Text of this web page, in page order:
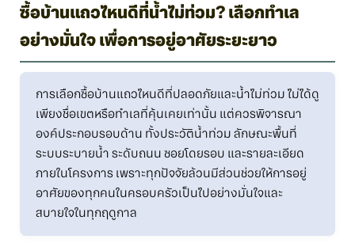
ซื้อบ้านแถวไหนดีที่น้ำไม่ท่วม? เลือกทำเล
อย่างมั่นใจ เพื่อการอยู่อาศัยระยะยาว
การเลือกซื้อบ้านแถวไหนดีที่ปลอดภัยและน้ำไม่ท่วม ไม่ได้ดู
เพียงชื่อเขตหรือทำเลที่คุ้นเคยเท่านั้น แต่ควรพิจารณา
องค์ประกอบรอบด้าน ทั้งประวัติน้ำท่วม ลักษณะพื้นที่
ระบบระบายน้ำ ระดับถนน ซอยโดยรอบ และรายละเอียด
ภายในโครงการ เพราะทุกปัจจัยล้วนมีส่วนช่วยให้การอยู่
อาศัยของทุกคนในครอบครัวเป็นไปอย่างมั่นใจและ
สบายใจในทุกฤดูกาล